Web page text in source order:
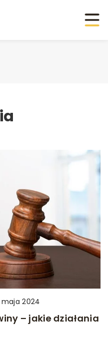
maja 2024
– jakie działania